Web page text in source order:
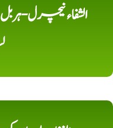
الشفاء نیچرل-